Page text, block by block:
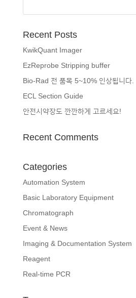
Recent Posts
KwikQuant Imager
EzReprobe Stripping buffer
Bio-Rad 전 품목 5~10% 인상됩니다.
ECL Section Guide
안전시약장도 깐깐하게 고르세요!
Recent Comments
Categories
Automation System
Basic Laboratory Equipment
Chromatograph
Event & News
Imaging & Documentation System
Reagent
Real-time PCR